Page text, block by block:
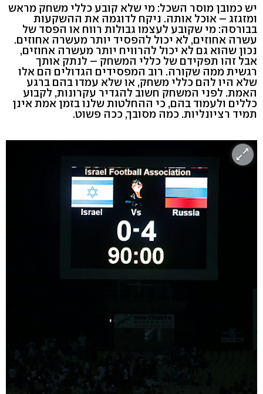
יש כמובן מוסר השכל: מי שלא קובע כללי משחק מראש
ומזגזג – אוכל אותה. ניקח לדוגמה את ההשקעות
בבורסה: מי שקובע לעצמו גבולות רווח או הפסד של
עשרה אחוזים, לא יכול להפסיד יותר מעשרה אחוזים.
נכון שהוא גם לא יכול להרוויח יותר מעשרה אחוזים,
אבל זהו תפקידם של כללי המשחק – לנתק אותך
רגשית ממה שקורה. רוב המפסידים הגדולים הם אלו
שלא היו להם כללי משחק, או שלא עמדו בהם ברגע
האמת. לפני המשחק חשוב להגדיר עקרונות, לקבוע
כללים ולעמוד בהם, כי ההחלטות שלנו בזמן אמת אינן
תמיד רציונליות. כמה מסובך, ככה פשוט.